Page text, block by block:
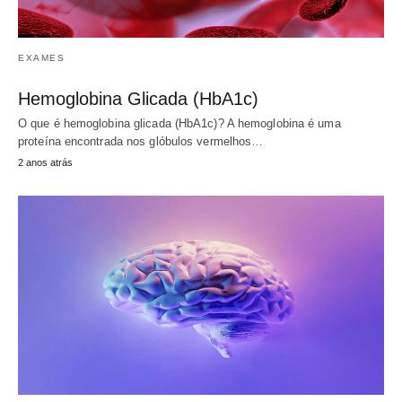
EXAMES
Hemoglobina Glicada (HbA1c)
O que é hemoglobina glicada (HbA1c)? A hemoglobina é uma
proteína encontrada nos glóbulos vermelhos…
2 anos atrás